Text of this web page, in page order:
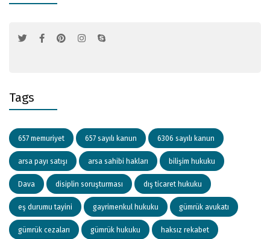
Tags
657 memuriyet 657 sayılı kanun 6306 sayılı kanun
arsa payı satışı arsa sahibi hakları bilişim hukuku
Dava disiplin soruşturması dış ticaret hukuku
eş durumu tayini gayrimenkul hukuku gümrük avukatı
gümrük cezaları gümrük hukuku haksız rekabet